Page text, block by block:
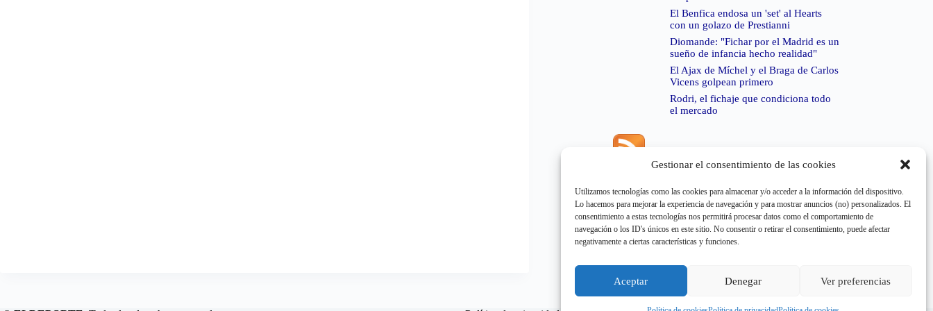
Gestionar el consentimiento de las cookies
Utilizamos tecnologías como las cookies para almacenar y/o acceder a la información del dispositivo.
Lo hacemos para mejorar la experiencia de navegación y para mostrar anuncios (no) personalizados. El
consentimiento a estas tecnologías nos permitirá procesar datos como el comportamiento de
navegación o los ID's únicos en este sitio. No consentir o retirar el consentimiento, puede afectar
negativamente a ciertas características y funciones.
Aceptar Denegar Ver preferencias
El Benfica endosa un 'set' al Hearts
con un golazo de Prestianni
Diomande: "Fichar por el Madrid es un
sueño de infancia hecho realidad"
El Ajax de Míchel y el Braga de Carlos
Vicens golpean primero
Rodri, el fichaje que condiciona todo
el mercado
Error de RSS:Retrieved unsupported status code
"404"